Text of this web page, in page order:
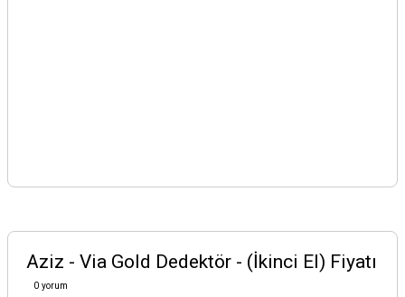
Aziz - Via Gold Dedektör - (İkinci El) Fiyatı
0 yorum